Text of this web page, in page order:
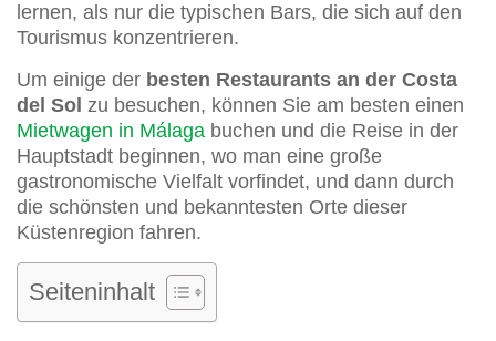
lernen, als nur die typischen Bars, die sich auf den
Tourismus konzentrieren.
Um einige der besten Restaurants an der Costa
del Sol zu besuchen, können Sie am besten einen
Mietwagen in Málaga buchen und die Reise in der
Hauptstadt beginnen, wo man eine große
gastronomische Vielfalt vorfindet, und dann durch
die schönsten und bekanntesten Orte dieser
Küstenregion fahren.
Seiteninhalt